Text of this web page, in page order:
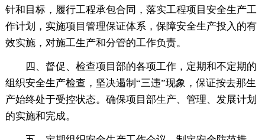
针和目标，履行工程承包合同，落实工程项目安全生产工
作计划，实施项目管理保证体系，保障安全生产投入的有
效实施，对施工生产和分管的工作负责。
四、督促、检查项目部的各项工作，定期和不定期的
组织安全生产检查，坚决遏制“三违”现象，保证按去那生
产始终处于受控状态。确保项目部生产、管理、发展计划
的实施和完成。